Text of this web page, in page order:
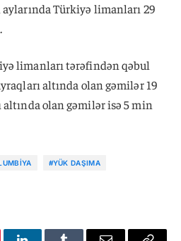
Türkiyə limanları 29
limanları tərəfindən qəbul
altında olan gəmilər 19
olan gəmilər isə 5 min
#YÜK DAŞIMA